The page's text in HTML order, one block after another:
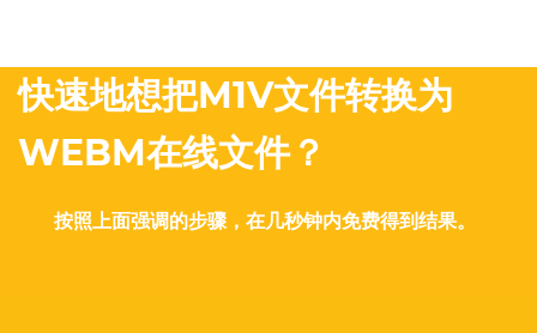
快速地想把M1V文件转换为
WEBM在线文件？
按照上面强调的步骤，在几秒钟内免费得到结果。